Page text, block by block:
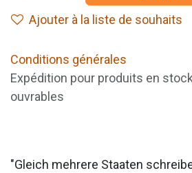
Ajouter à la liste de souhaits
Conditions générales
Expédition pour produits en
ouvrables
"Gleich mehrere Staaten